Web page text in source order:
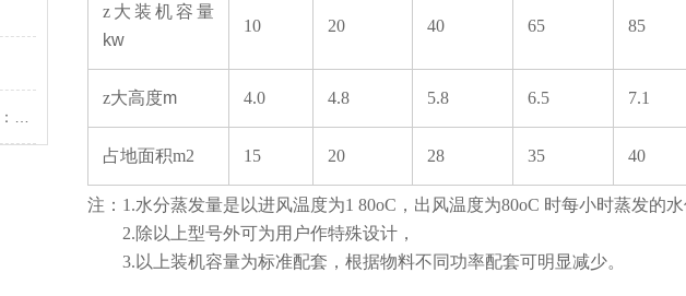
z 大装机容量
kw
10 20 40 65 85
z大高度m 4.0 4.8 5.8 6.5 7.1
占地面积m2 15 20 28 35 40
注：1.水分蒸发量是以进风温度为1 80oC，出风温度为80oC 时每小时蒸发的水
2.除以上型号外可为用户作特殊设计，
3.以上装机容量为标准配套，根据物料不同功率配套可明显减少。